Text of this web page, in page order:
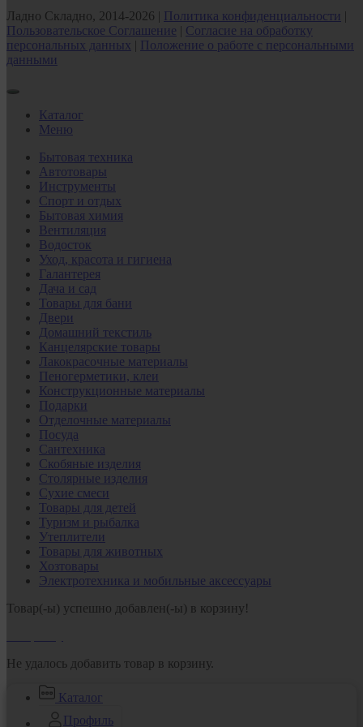
Ладно Складно, 2014-2026 | Политика конфиденциальности |
Пользовательское Соглашение | Согласие на обработку
персональных данных | Положение о работе с персональными
данными
Каталог
Меню
Бытовая техника
Автотовары
Инструменты
Спорт и отдых
Бытовая химия
Вентиляция
Водосток
Уход, красота и гигиена
Галантерея
Дача и сад
Товары для бани
Двери
Домашний текстиль
Канцелярские товары
Лакокрасочные материалы
Пеногерметики, клеи
Конструкционные материалы
Подарки
Отделочные материалы
Посуда
Сантехника
Скобяные изделия
Столярные изделия
Сухие смеси
Товары для детей
Туризм и рыбалка
Утеплители
Товары для животных
Хозтовары
Электротехника и мобильные аксессуары
Товар(-ы) успешно добавлен(-ы) в корзину!
Не удалось добавить товар в корзину.
Каталог
Профиль